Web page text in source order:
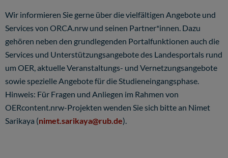
Wir informieren Sie gerne über die vielfältigen Angebote und
Services von ORCA.nrw und seinen Partner*innen. Dazu
gehören neben den grundlegenden Portalfunktionen auch die
Services und Unterstützungsangebote des Landesportals rund
um OER, aktuelle Veranstaltungs- und Vernetzungsangebote
sowie spezielle Angebote für die Studieneingangsphase.
Hinweis: Für Fragen und Anliegen im Rahmen von
OERcontent.nrw-Projekten wenden Sie sich bitte an Nimet
Sarikaya (nimet.sarikaya@rub.de).